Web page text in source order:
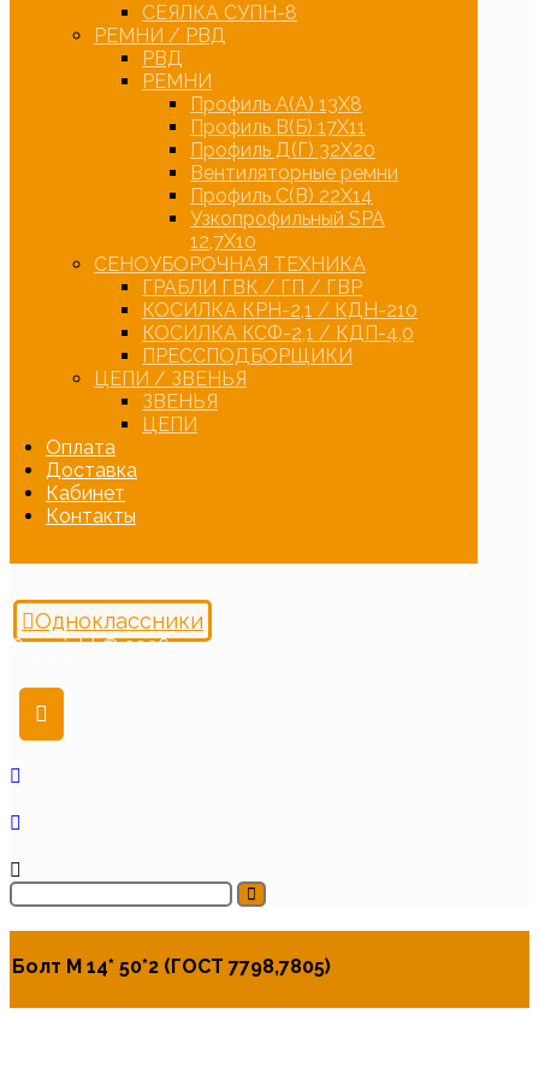
СЕЯЛКА СУПН-8
РЕМНИ / РВД
РВД
РЕМНИ
Профиль А(А) 13Х8
Профиль В(Б) 17Х11
Профиль Д(Г) 32Х20
Вентиляторные ремни
Профиль С(В) 22Х14
Узкопрофильный SPA
12,7Х10
СЕНОУБОРОЧНАЯ ТЕХНИКА
ГРАБЛИ ГВК / ГП / ГВР
КОСИЛКА КРН-2,1 / КДН-210
КОСИЛКА КСФ-2,1 / КДП-4,0
ПРЕССПОДБОРЩИКИ
ЦЕПИ / ЗВЕНЬЯ
ЗВЕНЬЯ
ЦЕПИ
Оплата
Доставка
Кабинет
Контакты
Одноклассники
Copyright © 2026
Болт М 14* 50*2 (ГОСТ 7798,7805)